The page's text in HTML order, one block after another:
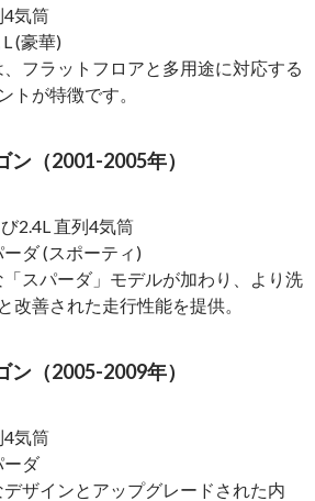
4気筒
L (豪華)
、フラットフロアと多用途に対応する
トが特徴です。
（2001-2005年）
2.4L 直列4気筒
ーダ (スポーティ)
「スパーダ」モデルが加わり、より洗
改善された走行性能を提供。
（2005-2009年）
4気筒
ーダ
デザインとアップグレードされた内